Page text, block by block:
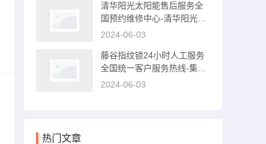
清华阳光太阳能售后服务全
国预约维修中心-清华阳光太
阳能售后服务电话
2024-06-03
藤谷指纹锁24小时人工服务
全国统一客户服务热线-集成
灶售后电话是多少
2024-06-03
热门文章